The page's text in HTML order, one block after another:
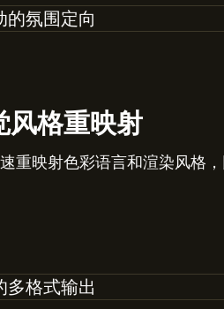
风格重映射
重映射色彩语言和渲染风格